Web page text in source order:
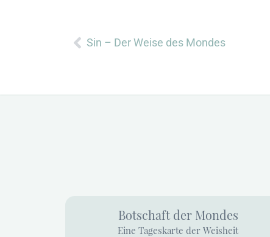
Zurück
Sin – Der Weise des Mondes
Botschaft der Mondes
Eine Tageskarte der Weisheit